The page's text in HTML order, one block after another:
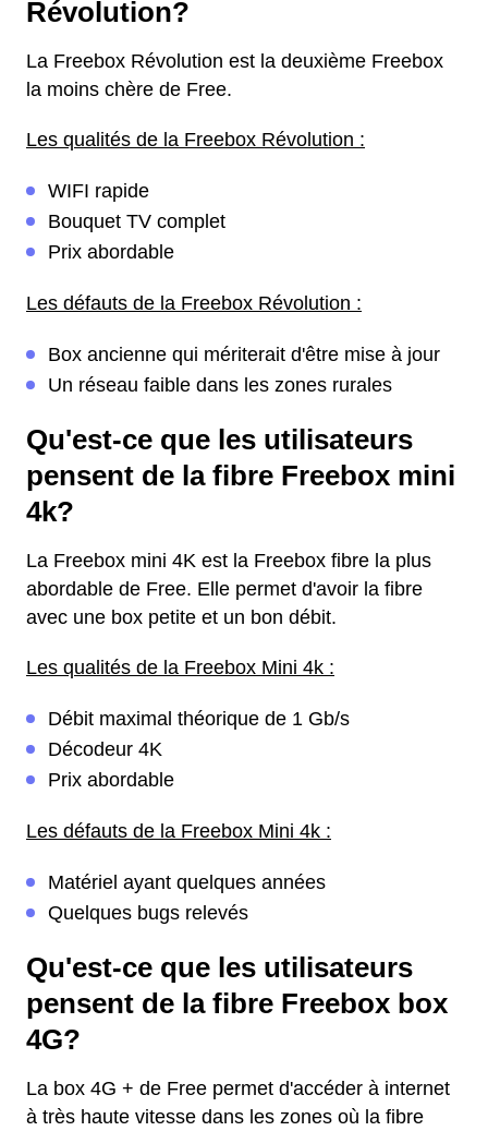
Révolution?
La Freebox Révolution est la deuxième Freebox
la moins chère de Free.
Les qualités de la Freebox Révolution :
WIFI rapide
Bouquet TV complet
Prix abordable
Les défauts de la Freebox Révolution :
Box ancienne qui mériterait d'être mise à jour
Un réseau faible dans les zones rurales
Qu'est-ce que les utilisateurs
pensent de la fibre Freebox mini
4k?
La Freebox mini 4K est la Freebox fibre la plus
abordable de Free. Elle permet d'avoir la fibre
avec une box petite et un bon débit.
Les qualités de la Freebox Mini 4k :
Débit maximal théorique de 1 Gb/s
Décodeur 4K
Prix abordable
Les défauts de la Freebox Mini 4k :
Matériel ayant quelques années
Quelques bugs relevés
Qu'est-ce que les utilisateurs
pensent de la fibre Freebox box
4G?
La box 4G + de Free permet d'accéder à internet
à très haute vitesse dans les zones où la fibre